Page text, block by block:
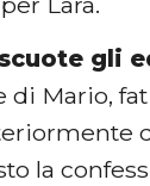
gli
di Mario,
la